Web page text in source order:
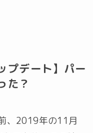
プデート】パー
た？
、2019年の11月